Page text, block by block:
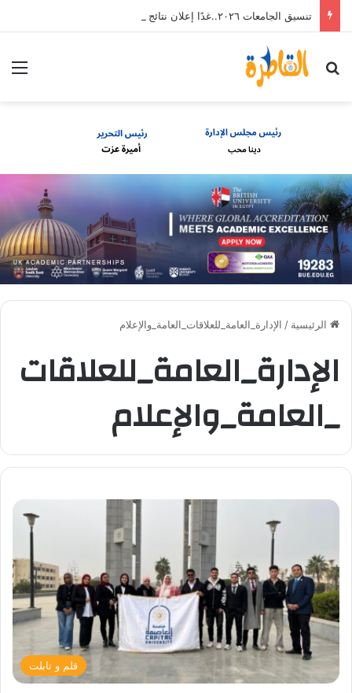
بحث عن
الرئيسية / الإدارة_العامة_للعلاقات_العامة_والإعلام
الإدارة_العامة_للعلاقات
_العامة_والإعلام
قلم و تابلت